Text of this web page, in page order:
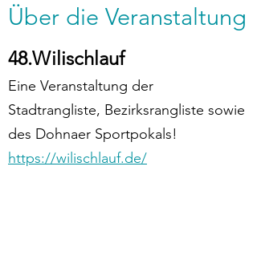
Über die Veranstaltung
48.Wilischlauf
Eine Veranstaltung der
Stadtrangliste, Bezirksrangliste sowie
des Dohnaer Sportpokals!
https://wilischlauf.de/